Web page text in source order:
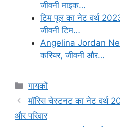
जीवनी माइक…
टिम पूल का नेट वर्थ
जीवनी टिम…
Angelina Jordan
करियर, जीवनी और…
Categories
गायकों
मॉरिस चेस्टनट का नेट वर्थ
और परिवार